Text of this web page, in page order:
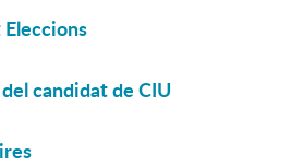
candidat de CIU